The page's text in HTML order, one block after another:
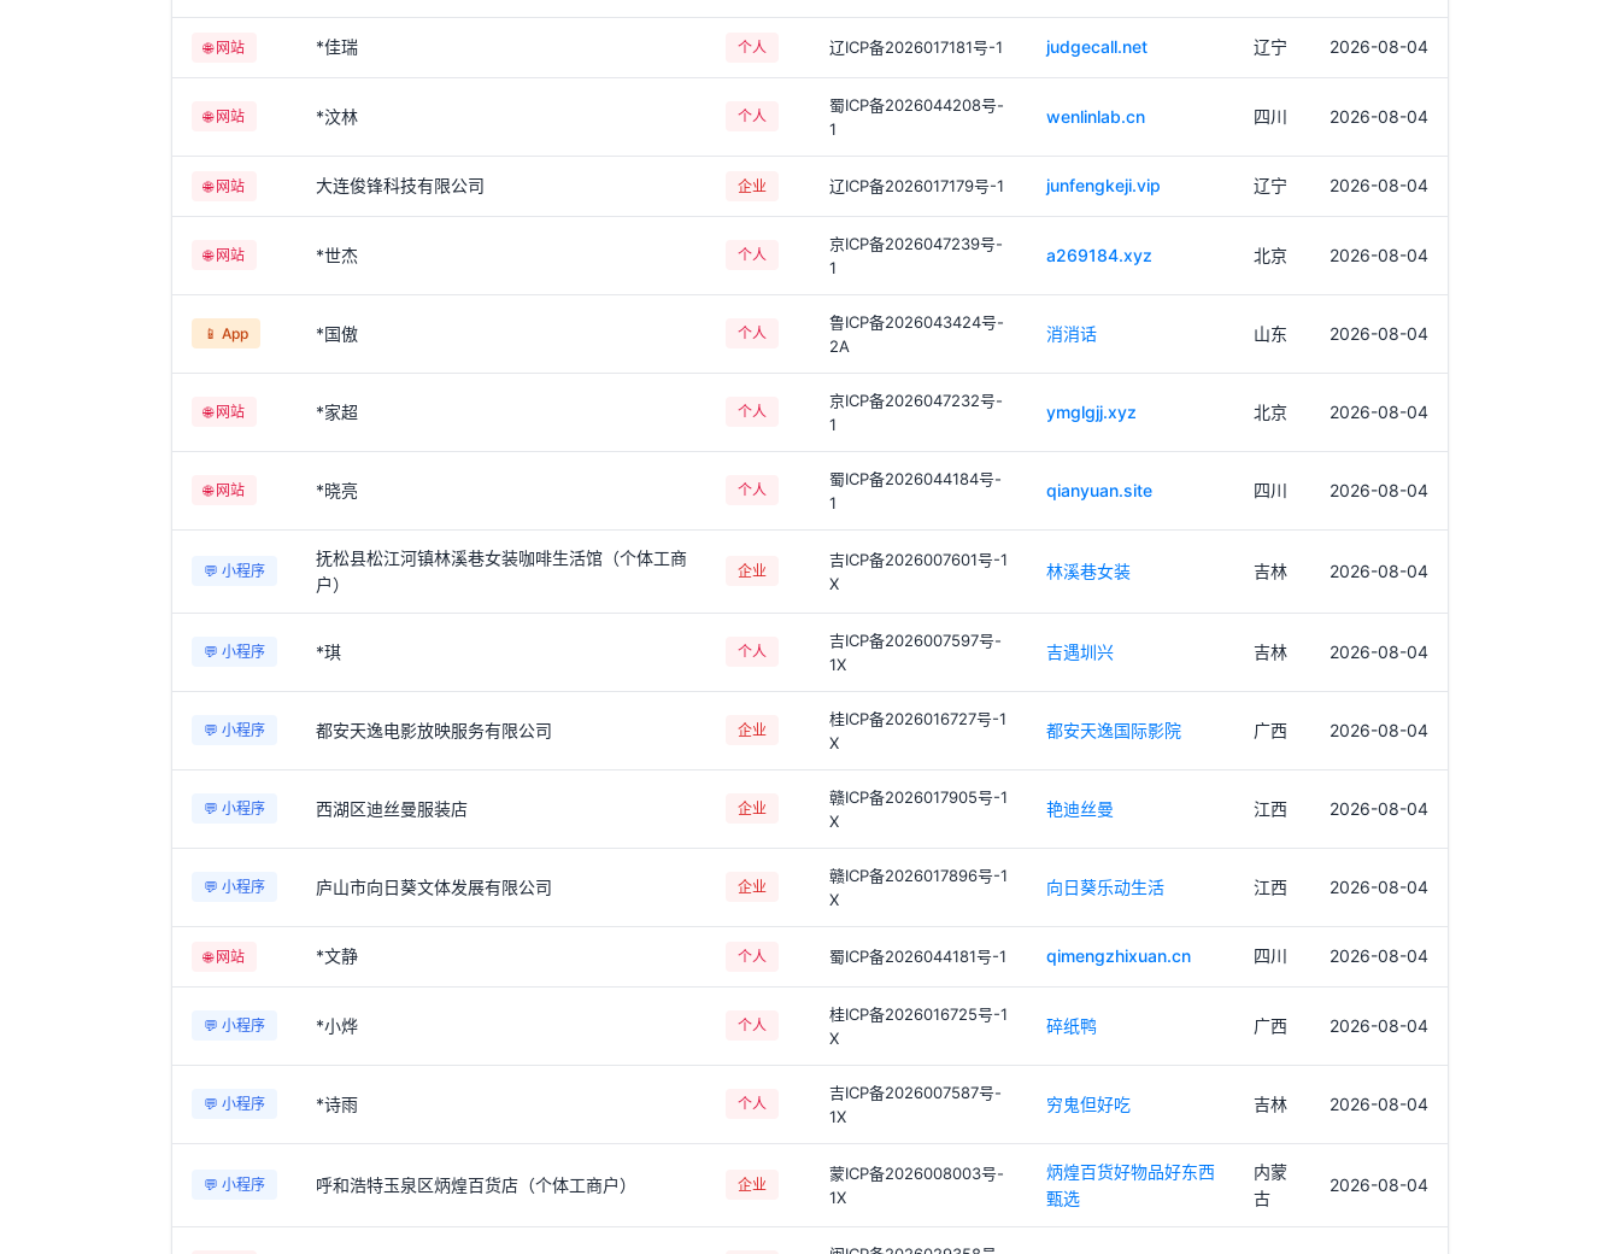
🌐 网站 *佳瑞 个人 辽ICP备2026017181号-1 judgecall.net 辽宁 2026-08-04
🌐 网站 *汶林 个人
蜀ICP备2026044208号-
1
wenlinlab.cn 四川 2026-08-04
🌐 网站 大连俊锋科技有限公司 企业 辽ICP备2026017179号-1 junfengkeji.vip 辽宁 2026-08-04
🌐 网站 *世杰 个人
京ICP备2026047239号-
1
a269184.xyz 北京 2026-08-04
📱 App *国傲 个人
鲁ICP备2026043424号-
2A
消消话 山东 2026-08-04
🌐 网站 *家超 个人
京ICP备2026047232号-
1
ymglgjj.xyz 北京 2026-08-04
🌐 网站 *晓亮 个人
蜀ICP备2026044184号-
1
qianyuan.site 四川 2026-08-04
💬 小程序
抚松县松江河镇林溪巷女装咖啡生活馆（个体工商
户）
企业
吉ICP备2026007601号-1
X
林溪巷女装 吉林 2026-08-04
💬 小程序 *琪 个人
吉ICP备2026007597号-
1X
吉遇圳兴 吉林 2026-08-04
💬 小程序 都安天逸电影放映服务有限公司 企业
桂ICP备2026016727号-1
X
都安天逸国际影院 广西 2026-08-04
💬 小程序 西湖区迪丝曼服装店 企业
赣ICP备2026017905号-1
X
艳迪丝曼 江西 2026-08-04
💬 小程序 庐山市向日葵文体发展有限公司 企业
赣ICP备2026017896号-1
X
向日葵乐动生活 江西 2026-08-04
🌐 网站 *文静 个人 蜀ICP备2026044181号-1 qimengzhixuan.cn 四川 2026-08-04
💬 小程序 *小烨 个人
桂ICP备2026016725号-1
X
碎纸鸭 广西 2026-08-04
💬 小程序 *诗雨 个人
吉ICP备2026007587号-
1X
穷鬼但好吃 吉林 2026-08-04
💬 小程序 呼和浩特玉泉区炳煌百货店（个体工商户） 企业
蒙ICP备2026008003号-
1X
炳煌百货好物品好东西
甄选
内蒙
古
2026-08-04